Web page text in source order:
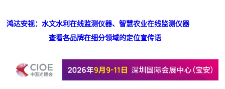
鸿达安视：水文水利在线监测仪器、智慧农业在线监测仪器
查看各品牌在细分领域的定位宣传语